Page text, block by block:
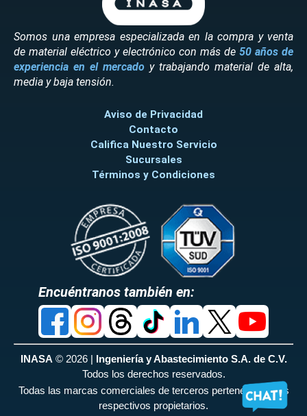
Somos una empresa especializada en la compra y venta
de material eléctrico y electrónico con más de 50 años de
experiencia en el mercado y trabajando material de alta,
media y baja tensión.
Aviso de Privacidad
Contacto
Califica Nuestro Servicio
Sucursales
Términos y Condiciones
Encuéntranos también en:
INASA © 2026 | Ingeniería y Abastecimiento S.A. de C.V.
Todos los derechos reservados.
Todas las marcas comerciales de terceros pertenecen a sus
respectivos propietarios.